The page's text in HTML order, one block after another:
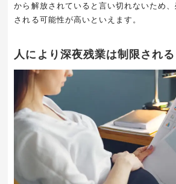
から解放されていると言い切れないため
される可能性が高いといえます。
人により深夜残業は制限される